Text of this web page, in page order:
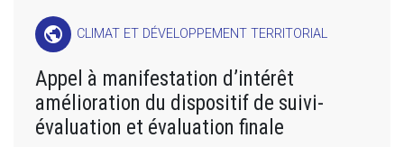
public CLIMAT ET DÉVELOPPEMENT TERRITORIAL
Appel à manifestation d’intérêt
amélioration du dispositif de suivi-
évaluation et évaluation finale